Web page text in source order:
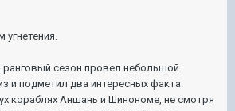
сезон провел небольшой
и подметил два интересных факта.
кораблях Аншань и Шинономе, не смотря